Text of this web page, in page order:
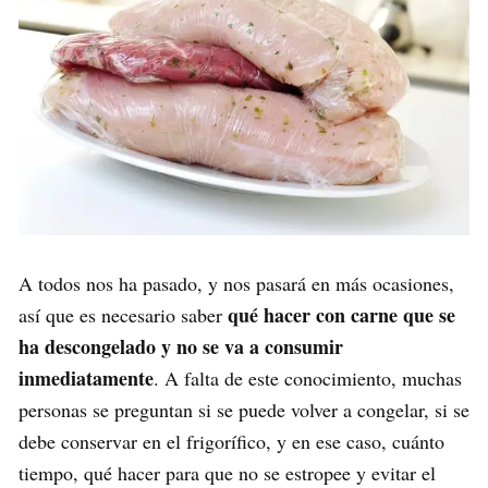
A todos nos ha pasado, y nos pasará en más ocasiones,
así que es necesario saber qué hacer con carne que se
ha descongelado y no se va a consumir
inmediatamente. A falta de este conocimiento, muchas
personas se preguntan si se puede volver a congelar, si se
debe conservar en el frigorífico, y en ese caso, cuánto
tiempo, qué hacer para que no se estropee y evitar el